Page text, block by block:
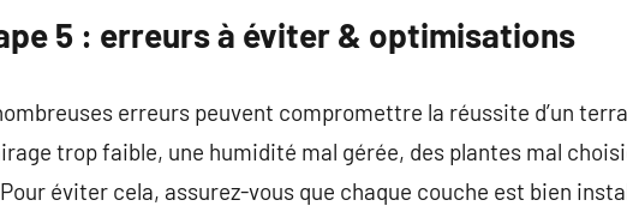
5 : erreurs à éviter & optimisations
erreurs peuvent compromettre la réussite d’un
trop faible, une humidité mal gérée, des plantes mal
éviter cela, assurez-vous que chaque couche est bien